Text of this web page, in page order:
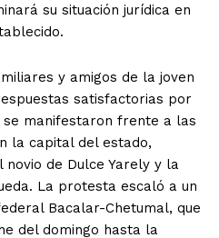
su situación jurídica en
y amigos de la joven
satisfactorias por
manifestaron frente a las
la capital del estado,
de Dulce Yarely y la
La protesta escaló a un
Bacalar-Chetumal, que
del domingo hasta la